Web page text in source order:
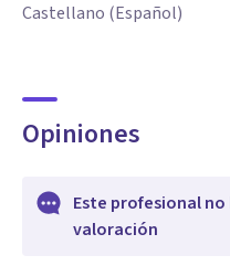
Castellano (Español)
Opiniones
Este profesional
valoración